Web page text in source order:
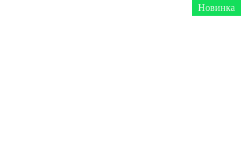
Новинка